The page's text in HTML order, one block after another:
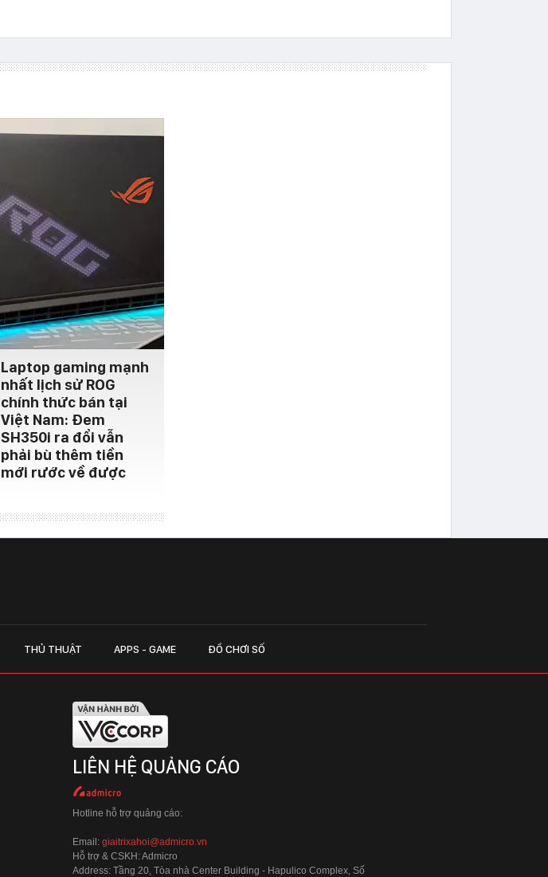
Laptop gaming mạnh
nhất lịch sử ROG
chính thức bán tại
Việt Nam: Đem
SH350i ra đổi vẫn
phải bù thêm tiền
mới rước về được
THỦ THUẬT APPS - GAME ĐỒ CHƠI SỐ
LIÊN HỆ QUẢNG CÁO
Hotline hỗ trợ quảng cáo:
Email: giaitrixahoi@admicro.vn
Hỗ trợ & CSKH: Admicro
Address: Tầng 20, Tòa nhà Center Building - Hapulico Complex, Số